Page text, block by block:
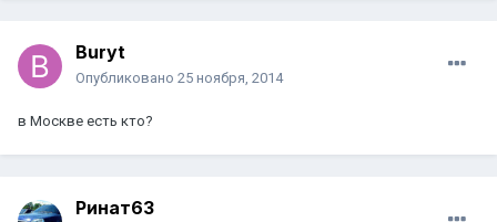
Buryt
Опубликовано 25 ноября, 2014
в Москве есть кто?
Ринат63